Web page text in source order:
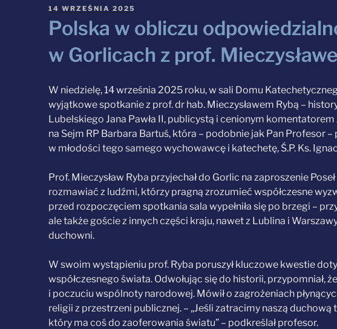
OPUBLIKOWANE
14 WRZEŚNIA 2025
Polska w obliczu
w Gorlicach z prof.
W niedzielę, 14 września 2025 roku, w sali Domu
wyjątkowe spotkanie z prof. dr hab. Mieczysławem Rybą –
Lubelskiego Jana Pawła II, publicystą i cenionym
na Sejm RP Barbara Bartuś, która – podobnie jak Pan Profesor
w młodości tego samego wychowawcę i katechetę, Ś.P. Ks.
Prof. Mieczysław Ryba przyjechał do Gorlic na zaproszenie
rozmawiać z ludźmi, którzy pragną zrozumieć współczesne
przed rozpoczęciem spotkania sala wypełniła się po brzegi –
ale także goście z innych części kraju, nawet z Lublina i
duchowni.
W swoim wystąpieniu prof. Ryba poruszył kluczowe kwestie
współczesnego świata. Odwołując się do historii, przypomniał,
i poczuciu wspólnoty narodowej. Mówił o zagrożeniach
religii z przestrzeni publicznej. – „Jeśli zatracimy naszą
który ma coś do zaoferowania światu” – podkreślał profesor.